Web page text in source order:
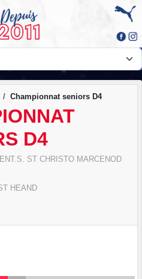
Championnat seniors D4
D4
ENT.S. ST CHRISTO MARCENOD
HEAND